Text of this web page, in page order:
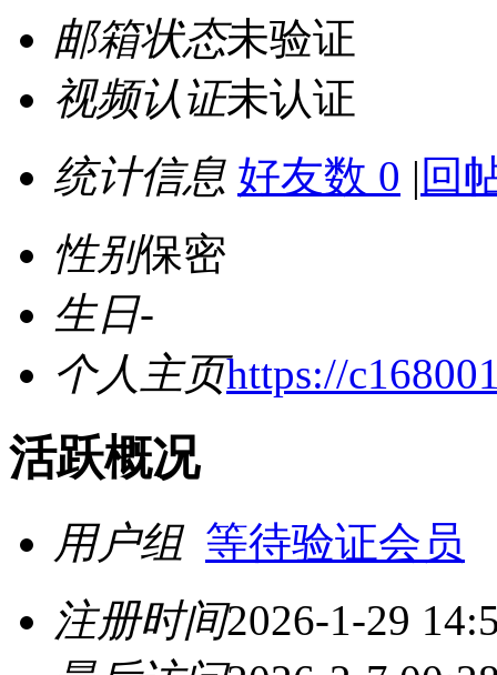
邮箱状态未验证
视频认证未认证
统计信息 好友数 0 | 回
性别保密
生日-
个人主页https://
活跃概况
用户组 等待验证会员
注册时间2026-1-29